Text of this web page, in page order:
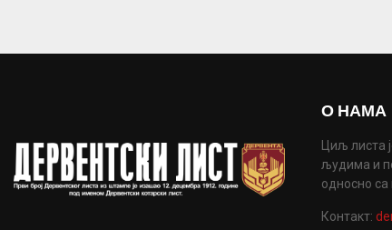
О НАМА
Циљ листа
људима и
односно
Контакт: